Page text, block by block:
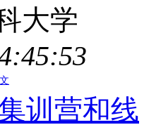
大学